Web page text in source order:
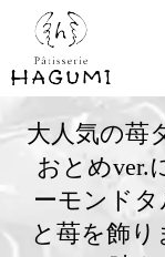
大人気の苺
おとめver.
ーモンド
と苺を飾